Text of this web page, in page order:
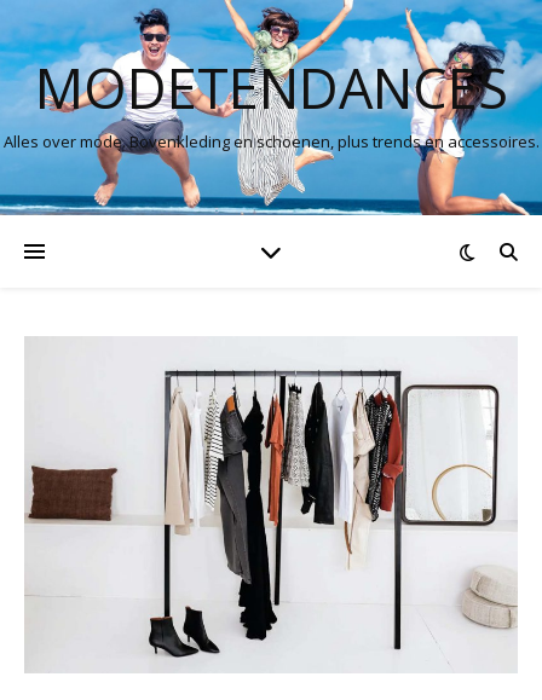
MODETENDANCES
Alles over mode. Bovenkleding en schoenen, plus trends en accessoires.